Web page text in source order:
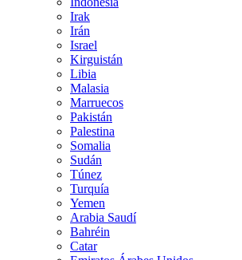
Irak
Irán
Israel
Kirguistán
Libia
Malasia
Marruecos
Pakistán
Palestina
Somalia
Sudán
Túnez
Turquía
Yemen
Arabia Saudí
Bahréin
Catar